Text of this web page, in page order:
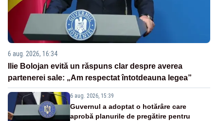
6 aug. 2026, 16:34
Ilie Bolojan evită un răspuns clar despre averea
partenerei sale: „Am respectat întotdeauna legea”
6 aug. 2026, 15:39
Guvernul a adoptat o hotărâre care
aprobă planurile de pregătire pentru